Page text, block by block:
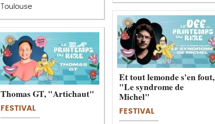
Toulouse
Et tout lemonde s'en fout,
"Le syndrome de
Michel"
FESTIVAL
Thomas GT, "Artichaut"
FESTIVAL